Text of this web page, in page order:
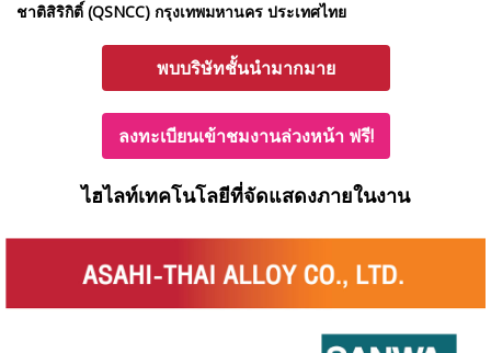
ชาติสิริกิติ์ (QSNCC) กรุงเทพมหานคร ประเทศไทย
พบบริษัทชั้นนำมากมาย
ลงทะเบียนเข้าชมงานล่วงหน้า ฟรี!
ไฮไลท์เทคโนโลยีที่จัดแสดงภายในงาน